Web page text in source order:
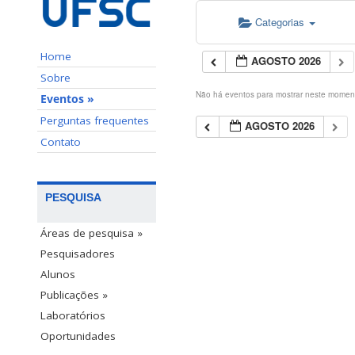
Home
Sobre
Eventos »
Perguntas frequentes
Contato
PESQUISA
Áreas de pesquisa »
Pesquisadores
Alunos
Publicações »
Laboratórios
Oportunidades
Categorias
AGOSTO 2026
Não há eventos para mostrar neste
AGOSTO 2026